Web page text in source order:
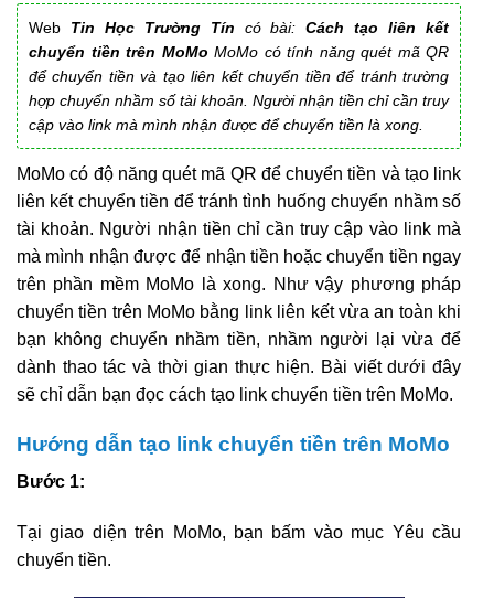
Web Tin Học Trường Tín có bài:Cách tạo liên kết
chuyển tiền trên MoMo MoMo có tính năng quét mã QR
để chuyển tiền và tạo liên kết chuyển tiền để tránh trường
hợp chuyển nhầm số tài khoản. Người nhận tiền chỉ cần truy
cập vào link mà mình nhận được để chuyển tiền là xong.
MoMo có độ năng quét mã QR để chuyển tiền và tạo link
liên kết chuyển tiền để tránh tình huống chuyển nhầm số
tài khoản. Người nhận tiền chỉ cần truy cập vào link mà
mà mình nhận được để nhận tiền hoặc chuyển tiền ngay
trên phần mềm MoMo là xong. Như vậy phương pháp
chuyển tiền trên MoMo bằng link liên kết vừa an toàn khi
bạn không chuyển nhầm tiền, nhầm người lại vừa để
dành thao tác và thời gian thực hiện. Bài viết dưới đây
sẽ chỉ dẫn bạn đọc cách tạo link chuyển tiền trên MoMo.
Hướng dẫn tạo link chuyển tiền trên MoMo
Bước 1:
Tại giao diện trên MoMo, bạn bấm vào mục Yêu cầu
chuyển tiền.